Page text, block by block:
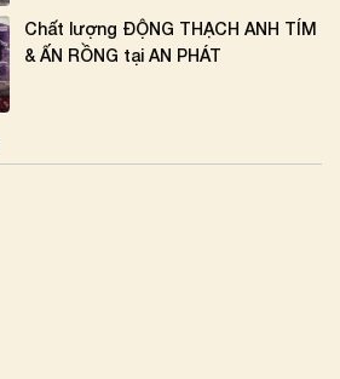
Chất lượng ĐỘNG THẠCH ANH TÍM
& ẤN RỒNG tại AN PHÁT